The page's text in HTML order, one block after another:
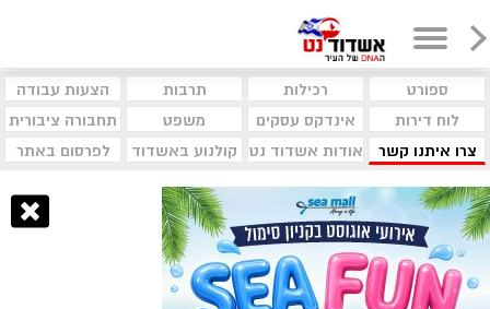
ספורט רכילות תרבות
הצעות עבודה
לוח דירות
אינדקס עסקים משפט
תחבורה ציבורית
צרו איתנו קשר
אודות אשדוד נט קולנוע באשדוד לפרסום באתר